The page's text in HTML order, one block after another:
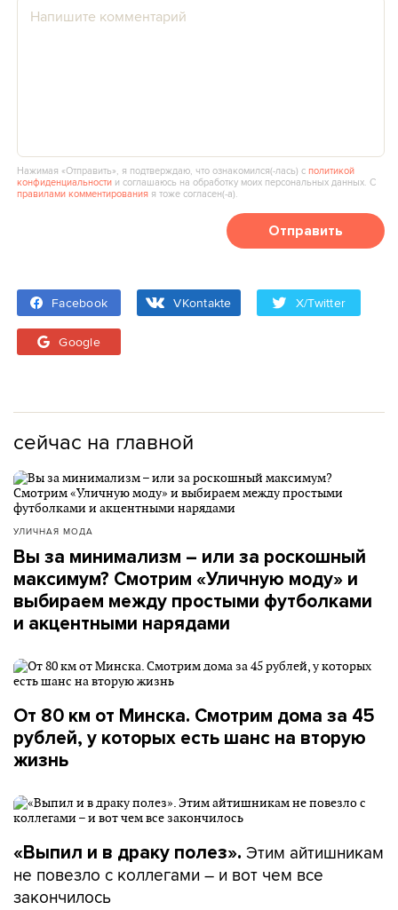
Нажимая «Отправить», я подтверждаю, что ознакомился(‑лась) сполитикой
конфиденциальности и соглашаюсь на обработку моих персональных данных. С
правилами комментирования я тоже согласен(‑а).
Отправить
Facebook VKontakte X/Twitter
Google
сейчас на главной
УЛИЧНАЯ МОДА
Вы за минимализм – или за роскошный
максимум? Смотрим «Уличную моду» и
выбираем между простыми футболками
и акцентными нарядами
От 80 км от Минска. Смотрим дома за 45
рублей, у которых есть шанс на вторую
жизнь
«Выпил и в драку полез». Этим айтишникам
не повезло с коллегами – и вот чем все
закончилось